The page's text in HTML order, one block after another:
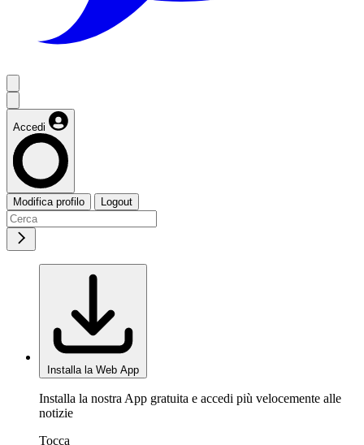
Accedi
Modifica profilo Logout
Installa la Web App
Installa la nostra App gratuita e accedi più velocemente alle
notizie
Tocca